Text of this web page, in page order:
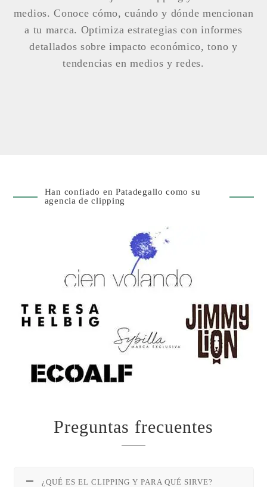
medios. Conoce cómo, cuándo y dónde mencionan
a tu marca. Optimiza estrategias con informes
detallados sobre impacto económico, tono y
tendencias en medios y redes.
Han confiado en Patadegallo como su
agencia de clipping
Preguntas frecuentes
¿QUÉ ES EL CLIPPING Y PARA QUÉ SIRVE?